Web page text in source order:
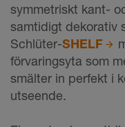
symmetriskt kant-
samtidigt dekorativ
Schlüter-SHELF
förvaringsyta som
smälter in perfekt i
utseende.